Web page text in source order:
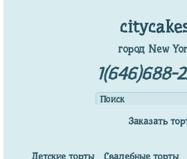
город New
1(646)688-
Заказать
Детские торты Свадебные торты